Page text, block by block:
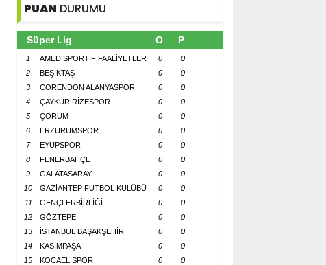
PUAN DURUMU
Süper Lig O P
1 AMED SPORTİF FAALİYETLER 0
0
2
BEŞİKTAŞ 0
0
3
CORENDON ALANYASPOR 0
0
4
ÇAYKUR RİZESPOR 0
0
5
ÇORUM 0
0
6
ERZURUMSPOR 0
0
7
EYÜPSPOR 0
0
8
FENERBAHÇE 0
0
9
GALATASARAY 0
0
10
GAZİANTEP FUTBOL KULÜBÜ 0
0
11
GENÇLERBİRLİĞİ 0
0
12
GÖZTEPE 0
0
13
İSTANBUL BAŞAKŞEHİR 0
0
14
KASIMPAŞA 0
0
15
KOCAELİSPOR 0
0